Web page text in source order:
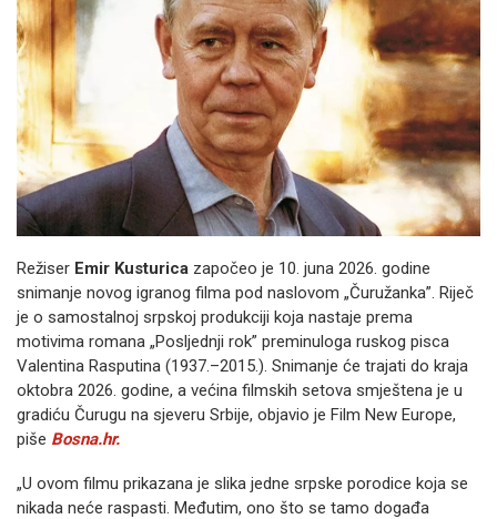
Režiser Emir Kusturica započeo je 10. juna 2026. godine
snimanje novog igranog filma pod naslovom „Čuružanka”. Riječ
je o samostalnoj srpskoj produkciji koja nastaje prema
motivima romana „Posljednji rok” preminuloga ruskog pisca
Valentina Rasputina (1937.–2015.). Snimanje će trajati do kraja
oktobra 2026. godine, a većina filmskih setova smještena je u
gradiću Čurugu na sjeveru Srbije, objavio je Film New Europe,
piše Bosna.hr.
„U ovom filmu prikazana je slika jedne srpske porodice koja se
nikada neće raspasti. Međutim, ono što se tamo događa